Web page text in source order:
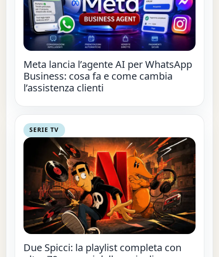
Meta lancia l’agente AI per WhatsApp
Business: cosa fa e come cambia
l’assistenza clienti
SERIE TV
Due Spicci: la playlist completa con